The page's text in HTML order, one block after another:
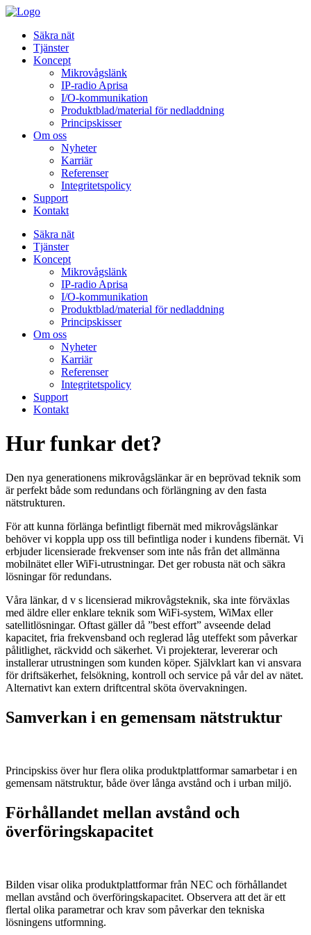
Säkra nät
Tjänster
Koncept
Mikrovågslänk
IP-radio Aprisa
I/O-kommunikation
Produktblad/material för nedladdning
Principskisser
Om oss
Nyheter
Karriär
Referenser
Integritetspolicy
Support
Kontakt
Säkra nät
Tjänster
Koncept
Mikrovågslänk
IP-radio Aprisa
I/O-kommunikation
Produktblad/material för nedladdning
Principskisser
Om oss
Nyheter
Karriär
Referenser
Integritetspolicy
Support
Kontakt
Hur funkar det?
Den nya generationens mikrovågslänkar är en beprövad teknik som
är perfekt både som redundans och förlängning av den fasta
nätstrukturen.
För att kunna förlänga befintligt fibernät med mikrovågslänkar
behöver vi koppla upp oss till befintliga noder i kundens fibernät. Vi
erbjuder licensierade frekvenser som inte nås från det allmänna
mobilnätet eller WiFi-utrustningar. Det ger robusta nät och säkra
lösningar för redundans.
Våra länkar, d v s licensierad mikrovågsteknik, ska inte förväxlas
med äldre eller enklare teknik som WiFi-system, WiMax eller
satellitlösningar. Oftast gäller då ”best effort” avseende delad
kapacitet, fria frekvensband och reglerad låg uteffekt som påverkar
pålitlighet, räckvidd och säkerhet. Vi projekterar, levererar och
installerar utrustningen som kunden köper. Självklart kan vi ansvara
för driftsäkerhet, felsökning, kontroll och service på vår del av nätet.
Alternativt kan extern driftcentral sköta övervakningen.
Samverkan i en gemensam nätstruktur
Principskiss över hur flera olika produktplattformar samarbetar i en
gemensam nätstruktur, både över långa avstånd och i urban miljö.
Förhållandet mellan avstånd och
överföringskapacitet
Bilden visar olika produktplattformar från NEC och förhållandet
mellan avstånd och överföringskapacitet. Observera att det är ett
flertal olika parametrar och krav som påverkar den tekniska
lösningens utformning.